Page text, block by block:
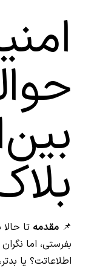
📌 مقدمه تا
بفرستی، اما
اطلاعاتت؟ یا